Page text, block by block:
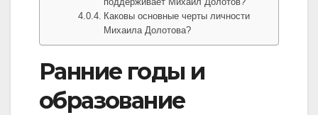
Каковы основные черты личности
Михаила Долотова?
Ранние годы и
образование